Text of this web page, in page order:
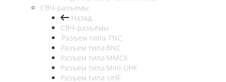
СВЧ-разъёмы
Назад
СВЧ-разъёмы
Разъем типа TNC
Разъем типа BNC
Разъем типа MMCX
Разъем типа Mini-UHF
Разъем типа UHF